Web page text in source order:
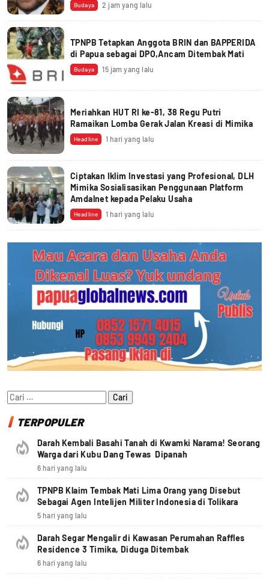
Budaya 2 jam yang lalu
TPNPB Tetapkan Anggota BRIN dan BAPPERIDA
di Papua sebagai DPO,Ancam Ditembak Mati
Budaya 15 jam yang lalu
Meriahkan HUT RI ke-81, 38 Regu Putri
Ramaikan Lomba Gerak Jalan Kreasi di Mimika
Headline 1 hari yang lalu
Ciptakan Iklim Investasi yang Profesional, DLH
Mimika Sosialisasikan Penggunaan Platform
Amdalnet kepada Pelaku Usaha
Headline 1 hari yang lalu
Cari
untuk:
TERPOPULER
Darah Kembali Basahi Tanah di Kwamki Narama! Seorang
Warga dari Kubu Dang Tewas Dipanah
6 hari yang lalu
TPNPB Klaim Tembak Mati Lima Orang yang Disebut
Sebagai Agen Intelijen Militer Indonesia di Tolikara
5 hari yang lalu
Darah Segar Mengalir di Kawasan Perumahan Raffles
Residence 3 Timika, Diduga Ditembak
6 hari yang lalu